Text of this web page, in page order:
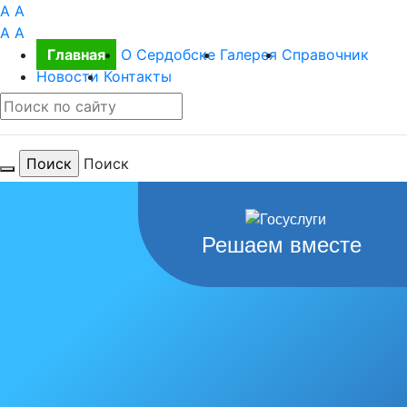
A A
A A
Главная
О Сердобске Галерея Справочник
Новости Контакты
Поиск
Решаем вместе
Для тебя